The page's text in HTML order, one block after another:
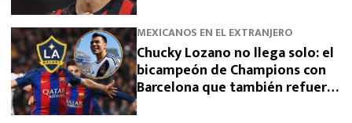
MEXICANOS EN EL EXTRANJERO
Chucky Lozano no llega solo: el
bicampeón de Champions con
Barcelona que también refuerza